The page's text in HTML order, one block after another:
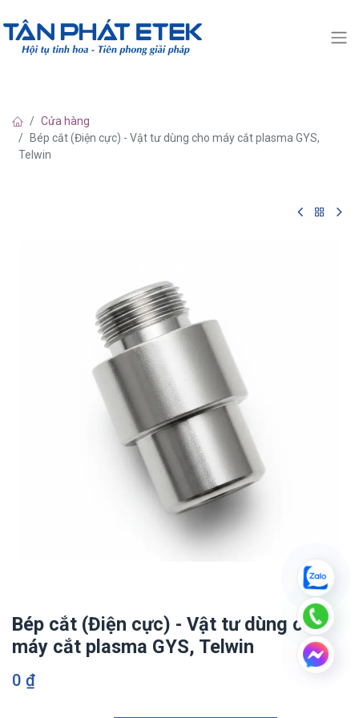
Cửa hàng
Bép cắt (Điện cực) - Vật tư dùng cho máy cắt plasma GYS,
Telwin
Bép cắt (Điện cực) - Vật tư dùng cho
máy cắt plasma GYS, Telwin
0 ₫